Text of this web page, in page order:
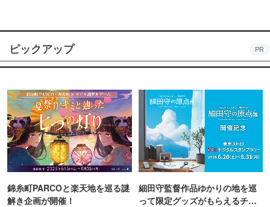
ピックアップ PR
錦糸町PARCOと楽天地を巡る謎
解き企画が開催！
細田守監督作品ゆかりの地を巡
って限定グッズがもらえるチャ